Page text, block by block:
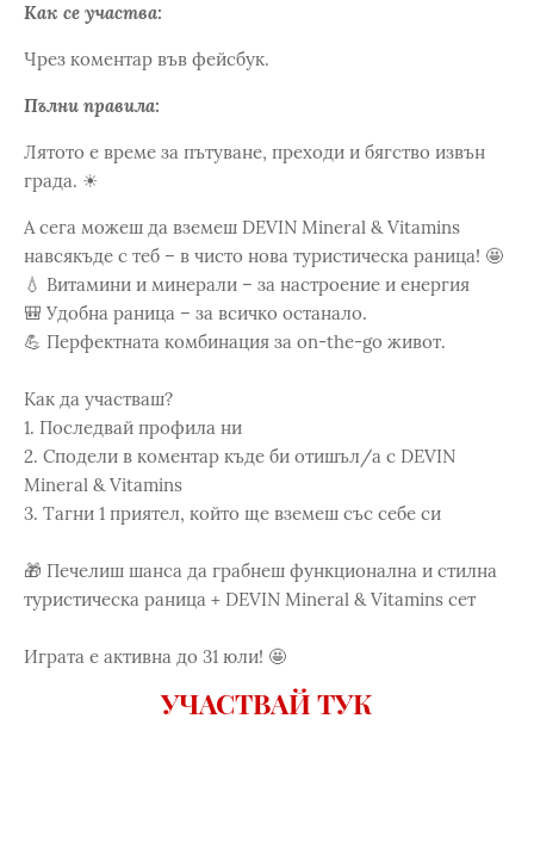
Как се участва:
Чрез коментар във фейсбук.
Пълни правила:
Лятото е време за пътуване, преходи и бягство извън
града. ☀
А сега можеш да вземеш DEVIN Mineral & Vitamins
навсякъде с теб – в чисто нова туристическа раница! 🤩
💧 Витамини и минерали – за настроение и енергия
🎒 Удобна раница – за всичко останало.
💪 Перфектната комбинация за on-the-go живот.
Как да участваш?
1. Последвай профила ни
2. Сподели в коментар къде би отишъл/а с DEVIN
Mineral & Vitamins
3. Тагни 1 приятел, който ще вземеш със себе си
🎁 Печелиш шанса да грабнеш функционална и стилна
туристическа раница + DEVIN Mineral & Vitamins сет
Играта е активна до 31 юли! 🤩
УЧАСТВАЙ ТУК